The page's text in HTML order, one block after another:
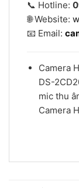
📞 Hotline:
🌐 Website:
📧 Email:
Camera
DS-
mic thu
Camera